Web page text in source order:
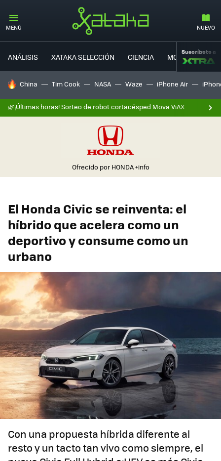
MENÚ NUEVO
ANÁLISIS XATAKA SELECCIÓN CIENCIA MOVILIDAD
Suscríbete a
HOY SE HABLA DE
China Tim Cook NASA Waze iPhone Air
🌿¡Últimas horas! Sorteo de robot cortacésped Mova ViAX
Ofrecido por HONDA+info
El Honda Civic se reinventa: el
híbrido que acelera como un
deportivo y consume como un
urbano
Con una propuesta híbrida diferente al
resto y un tacto tan vivo como siempre, el